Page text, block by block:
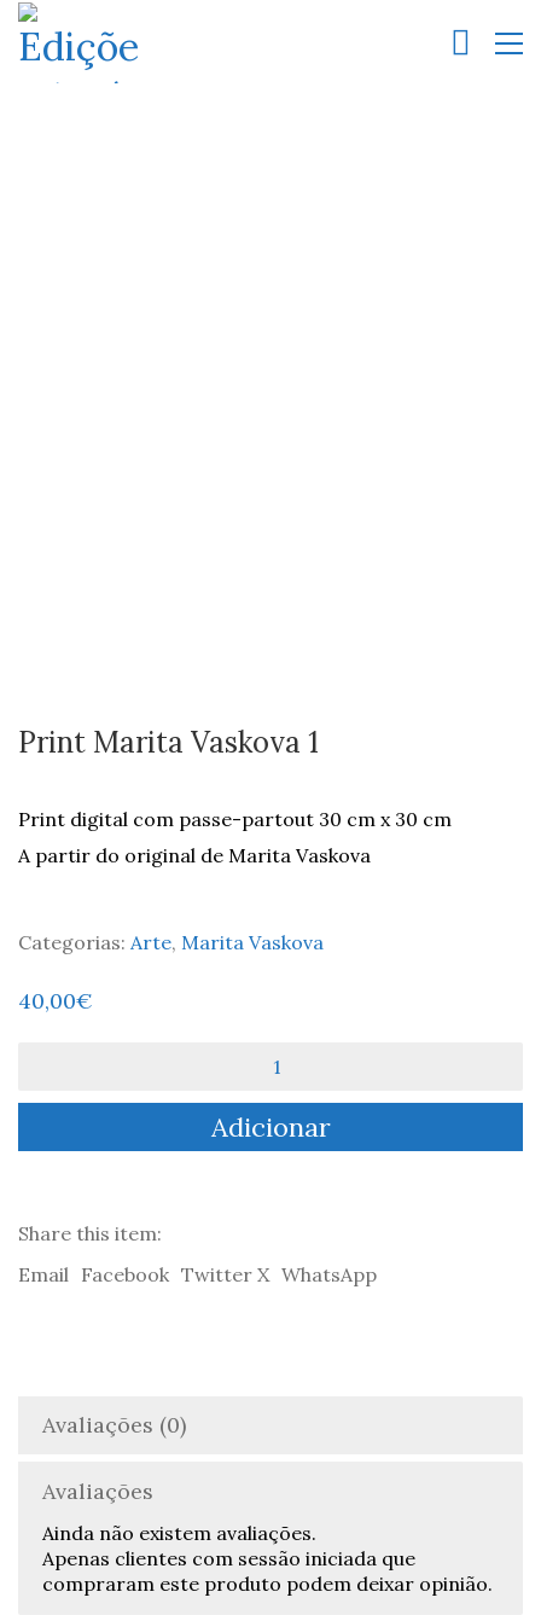
Print Marita Vaskova 1
Print digital com passe-partout 30 cm x 30 cm
A partir do original de Marita Vaskova
Categorias: Arte, Marita Vaskova
40,00€
Print
Vaskova
Adicionar
Share this item:
Email Facebook Twitter X WhatsApp
Avaliações (0)
Avaliações
Ainda não existem avaliações.
Apenas clientes com sessão iniciada que
compraram este produto podem deixar opinião.